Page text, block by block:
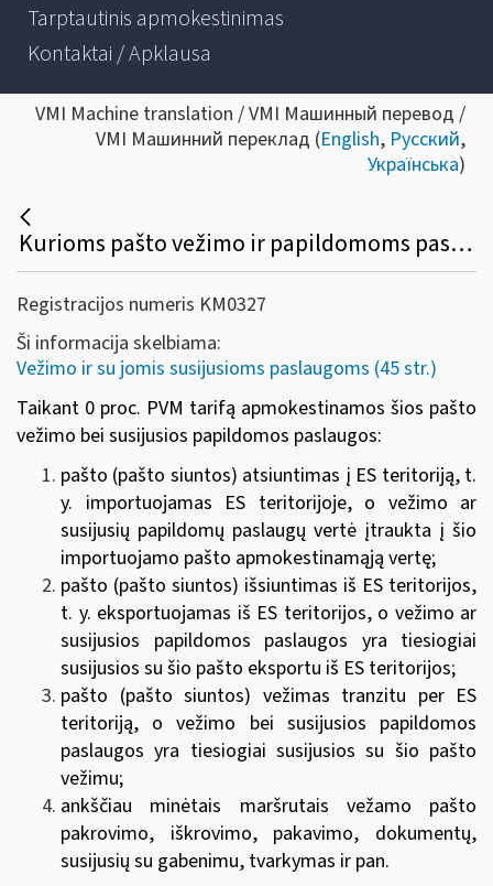
Tarptautinis apmokestinimas
Kontaktai / Apklausa
VMI Machine translation / VMI Машинный перевод /
VMI Машинний переклад (English, Русский,
Українська)
Kurioms pašto vežimo ir papildomoms paslaugoms taikomas 0 proc. PVM tarifas?
Registracijos numeris KM0327
Ši informacija skelbiama:
Vežimo ir su jomis susijusioms paslaugoms (45 str.)
Taikant 0 proc. PVM tarifą apmokestinamos šios pašto
vežimo bei susijusios papildomos paslaugos:
pašto (pašto siuntos) atsiuntimas į ES teritoriją, t.
y. importuojamas ES teritorijoje, o vežimo ar
susijusių papildomų paslaugų vertė įtraukta į šio
importuojamo pašto apmokestinamąją vertę;
pašto (pašto siuntos) išsiuntimas iš ES teritorijos,
t. y. eksportuojamas iš ES teritorijos, o vežimo ar
susijusios papildomos paslaugos yra tiesiogiai
susijusios su šio pašto eksportu iš ES teritorijos;
pašto (pašto siuntos) vežimas tranzitu per ES
teritoriją, o vežimo bei susijusios papildomos
paslaugos yra tiesiogiai susijusios su šio pašto
vežimu;
ankščiau minėtais maršrutais vežamo pašto
pakrovimo, iškrovimo, pakavimo, dokumentų,
susijusių su gabenimu, tvarkymas ir pan.